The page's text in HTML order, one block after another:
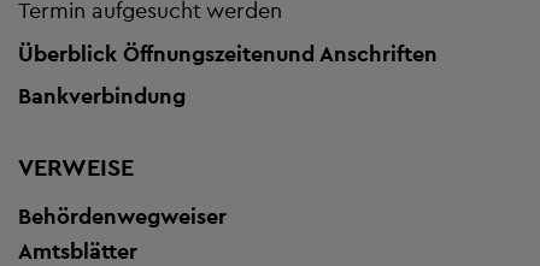
Termin aufgesucht werden
Überblick Öffnungszeitenund Anschriften
Bankverbindung
VERWEISE
Behördenwegweiser
Amtsblätter